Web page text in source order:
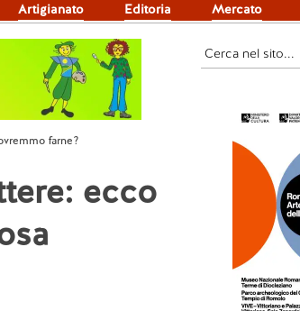
Artigianato Editoria Mercato
farne?
ecco